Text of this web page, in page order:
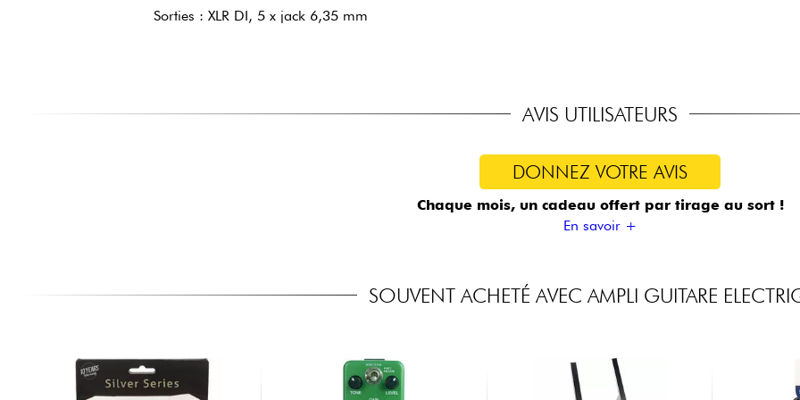
Sorties : XLR DI, 5 x jack 6,35 mm
AVIS UTILISATEURS
DONNEZ VOTRE AVIS
Chaque mois, un cadeau offert par tirage au sort !
En savoir +
SOUVENT ACHETÉ AVEC AMPLI GUITARE